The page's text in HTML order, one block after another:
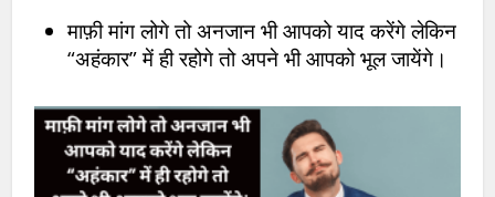
माफ़ी मांग लोगे तो अनजान भी आपको याद करेंगे लेकिन
“अहंकार” में ही रहोगे तो अपने भी आपको भूल जायेंगे।